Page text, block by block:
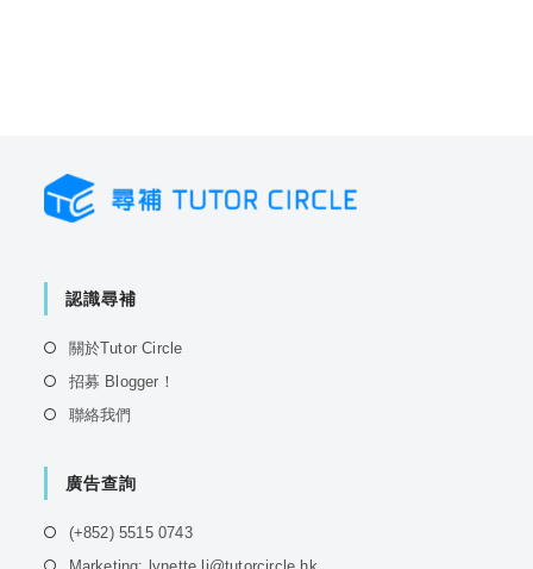
認識尋補
關於Tutor CircleOpens
招募 Blogger！
聯絡我們
new
廣告查詢
(+852) 5515 0743Opens
Opens